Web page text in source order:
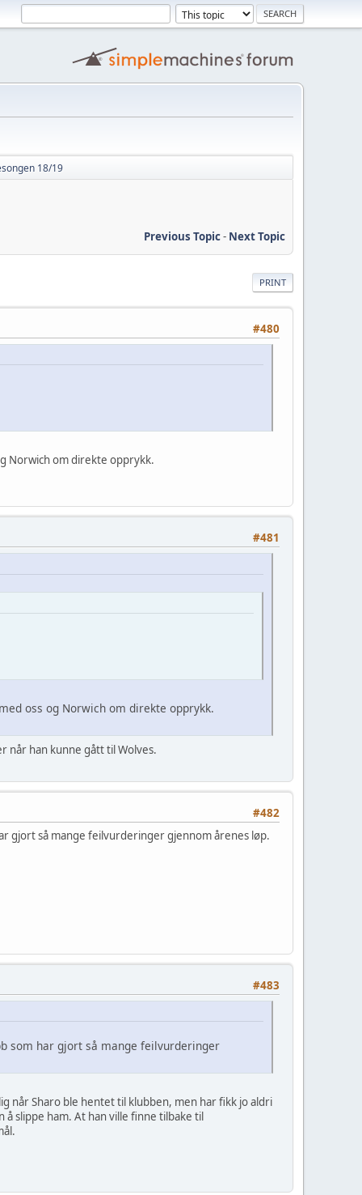
18/19
Previous Topic- Next Topic
PRINT
#480
Norwich om direkte opprykk.
#481
oss og Norwich om direkte opprykk.
når han kunne gått til Wolves.
#482
gjort så mange feilvurderinger gjennom årenes løp.
#483
som har gjort så mange feilvurderinger
når Sharo ble hentet til klubben, men har fikk jo aldri
slippe ham. At han ville finne tilbake til